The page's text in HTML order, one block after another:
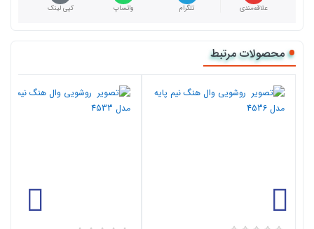
علاقه‌مندی تلگرام واتساپ کپی لینک
محصولات مرتبط